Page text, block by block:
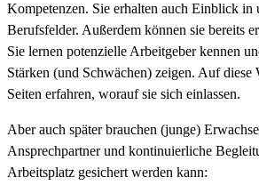
Kompetenzen. Sie erhalten auch Einblick in
Berufsfelder. Außerdem können sie bereits
Sie lernen potenzielle Arbeitgeber kennen
Stärken (und Schwächen) zeigen. Auf diese
Seiten erfahren, worauf sie sich einlassen.
Aber auch später brauchen (junge)
Ansprechpartner und kontinuierliche
Arbeitsplatz gesichert werden kann: